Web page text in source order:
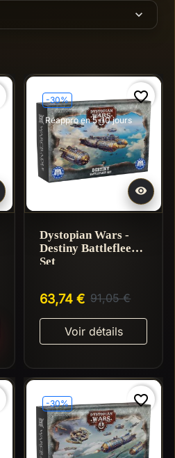
expand_more
-30%
Réappro en 5-10 jours

favorite_border
Dystopian Wars -
Destiny Battlefleet
Set
63,74 € 91,05 €
Voir détails
-30% favorite_border